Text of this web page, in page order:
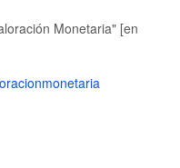
Monetaria" [en